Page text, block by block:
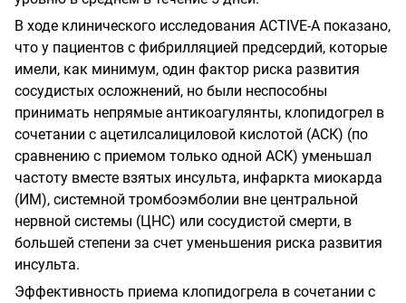
В ходе клинического исследования ACTIVE-А показано,
что у пациентов с фибрилляцией предсердий, которые
имели, как минимум, один фактор риска развития
сосудистых осложнений, но были неспособны
принимать непрямые антикоагулянты, клопидогрел в
сочетании с ацетилсалициловой кислотой (АСК) (по
сравнению с приемом только одной АСК) уменьшал
частоту вместе взятых инсульта, инфаркта миокарда
(ИМ), системной тромбоэмболии вне центральной
нервной системы (ЦНС) или сосудистой смерти, в
большей степени за счет уменьшения риска развития
инсульта.
Эффективность приема клопидогрела в сочетании с